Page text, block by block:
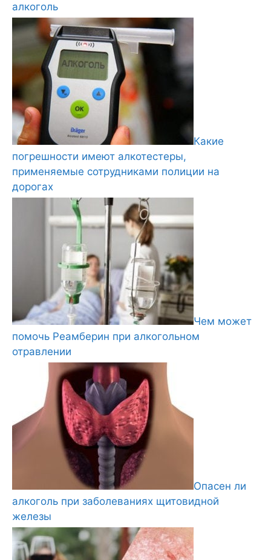
алкоголь
Какие
погрешности имеют алкотестеры,
применяемые сотрудниками полиции на
дорогах
Чем может
помочь Реамберин при алкогольном
отравлении
Опасен ли
алкоголь при заболеваниях щитовидной
железы